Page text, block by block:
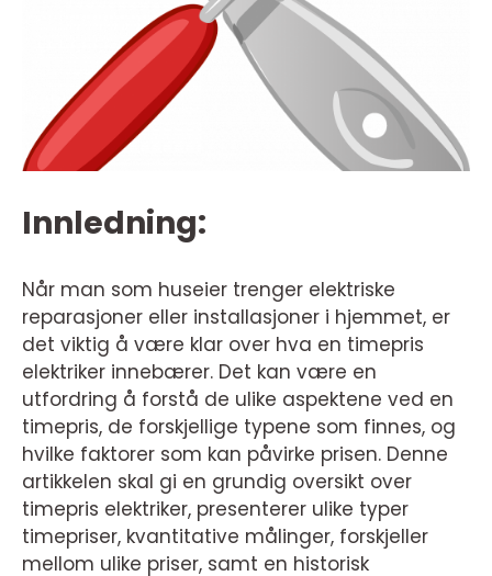
Innledning:
Når man som huseier trenger elektriske
reparasjoner eller installasjoner i hjemmet, er
det viktig å være klar over hva en timepris
elektriker innebærer. Det kan være en
utfordring å forstå de ulike aspektene ved en
timepris, de forskjellige typene som finnes, og
hvilke faktorer som kan påvirke prisen. Denne
artikkelen skal gi en grundig oversikt over
timepris elektriker, presenterer ulike typer
timepriser, kvantitative målinger, forskjeller
mellom ulike priser, samt en historisk